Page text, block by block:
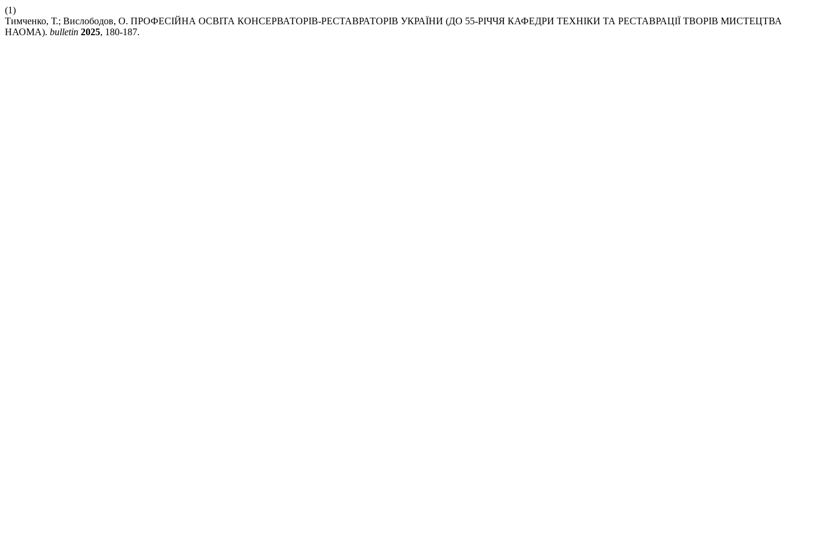
(1)
Тимченко, Т.; Вислободов, О. ПРОФЕСІЙНА ОСВІТА КОНСЕРВАТОРІВ-РЕСТАВРАТОРІВ УКРАЇНИ (ДО 55-РІЧЧЯ КАФЕДРИ ТЕХНІКИ ТА РЕСТАВРАЦІЇ ТВОРІВ МИСТЕЦТВА
НАОМА). bulletin 2025, 180-187.